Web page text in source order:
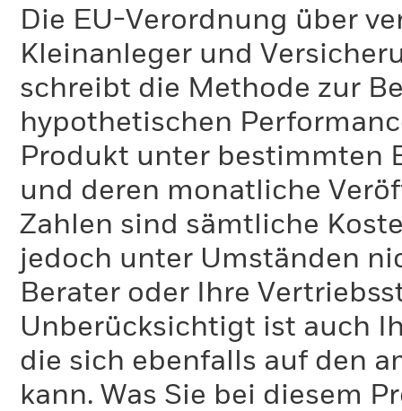
Die EU-Verordnung über
Kleinanleger und
schreibt die Methode zur
hypothetischen
Produkt unter bestimmten
und deren monatliche
Zahlen sind sämtliche
jedoch unter Umständen
Berater oder Ihre
Unberücksichtigt ist auch
die sich ebenfalls auf den
kann. Was Sie bei diesem